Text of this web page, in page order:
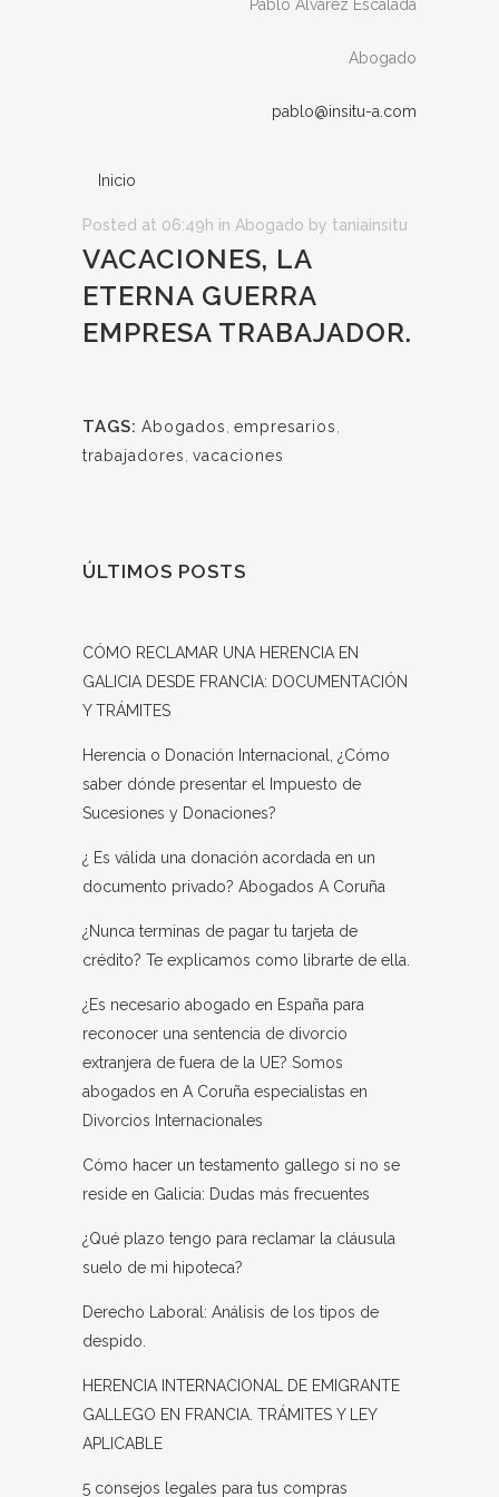
VACACIONES, LA
ETERNA GUERRA
EMPRESA TRABAJADOR.
Posted at 06:49h in Abogado by taniainsitu
Pablo Álvarez Escalada
Abogado
pablo@insitu-a.com
Inicio
TAGS: Abogados empresarios
trabajadores vacaciones
ÚLTIMOS POSTS
CÓMO RECLAMAR UNA HERENCIA EN
GALICIA DESDE FRANCIA: DOCUMENTACIÓN
Y TRÁMITES
Herencia o Donación Internacional, ¿Cómo
saber dónde presentar el Impuesto de
Sucesiones y Donaciones?
¿ Es válida una donación acordada en un
documento privado? Abogados A Coruña
¿Nunca terminas de pagar tu tarjeta de
crédito? Te explicamos como librarte de ella.
¿Es necesario abogado en España para
reconocer una sentencia de divorcio
extranjera de fuera de la UE? Somos
abogados en A Coruña especialistas en
Divorcios Internacionales
Cómo hacer un testamento gallego si no se
reside en Galicia: Dudas más frecuentes
¿Qué plazo tengo para reclamar la cláusula
suelo de mi hipoteca?
Derecho Laboral: Análisis de los tipos de
despido.
HERENCIA INTERNACIONAL DE EMIGRANTE
GALLEGO EN FRANCIA. TRÁMITES Y LEY
APLICABLE
5 consejos legales para tus compras